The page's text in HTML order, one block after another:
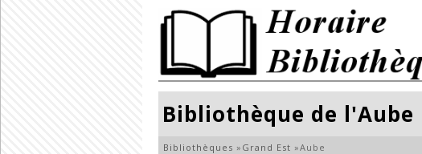
Bibliothèque de l'Aube
Bibliothèques » Grand Est »Aube